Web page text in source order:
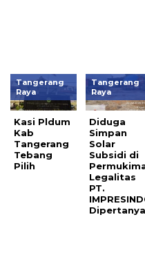
Tangerang
Raya
Kasi Pldum
Kab
Tangerang
Tebang
Pilih
Tangerang
Raya
Diduga
Simpan
Solar
Subsidi di
Legalitas
PT.